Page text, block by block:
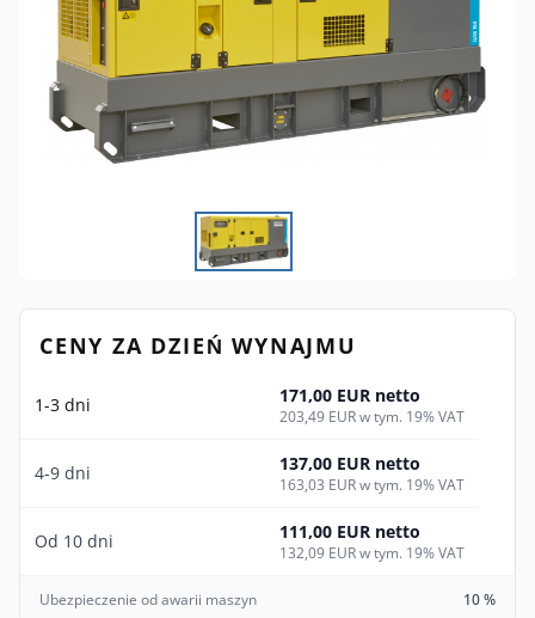
CENY ZA DZIEŃ WYNAJMU
1-3 dni 171,00 EUR netto
203,49 EUR w tym. 19% VAT
4-9 dni 137,00 EUR netto
163,03 EUR w tym. 19% VAT
Od 10 dni 111,00 EUR netto
132,09 EUR w tym. 19% VAT
Ubezpieczenie od awarii maszyn 10 %